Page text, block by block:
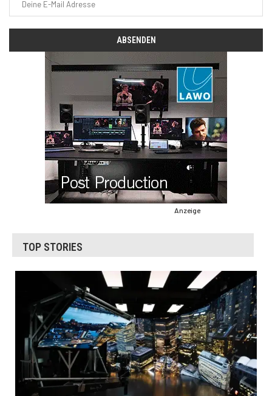
Anzeige
TOP STORIES